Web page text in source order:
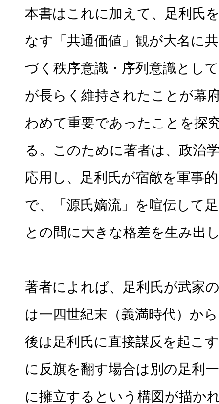
本書はこれに加えて、足利氏
なす「共通価値」観が大名に
づく秩序意識・序列意識とし
が長らく維持されたことが幕
わめて重要であったことを探
る。このために著者は、政治
応用し、足利氏が宿敵を軍事
で、「源氏嫡流」を喧伝して
との間に大きな格差を生み出
著者によれば、足利氏が武家
は一四世紀末（義満時代）か
後は足利氏に直接謀反を起こ
に反旗を翻す場合は別の足利
に擁立するという構図が描か